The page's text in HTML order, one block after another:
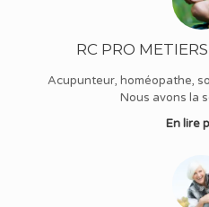
RC PRO
Acupunteur, homéopathe,
Nous avons la
En lire